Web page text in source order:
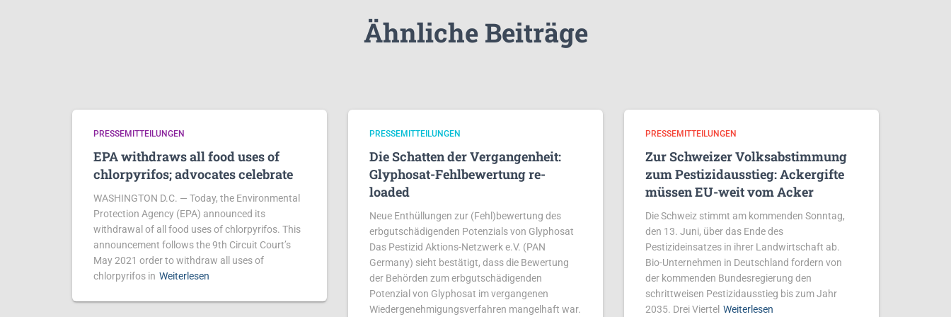
Ähnliche Beiträge
PRESSEMITTEILUNGEN
EPA withdraws all food uses of
chlorpyrifos; advocates celebrate
WASHINGTON D.C. — Today, the Environmental
Protection Agency (EPA) announced its
withdrawal of all food uses of chlorpyrifos. This
announcement follows the 9th Circuit Court’s
May 2021 order to withdraw all uses of
chlorpyrifos in Weiterlesen
PRESSEMITTEILUNGEN
Die Schatten der Vergangenheit:
Glyphosat-Fehlbewertung re-
loaded
Neue Enthüllungen zur (Fehl)bewertung des
erbgutschädigenden Potenzials von Glyphosat
Das Pestizid Aktions-Netzwerk e.V. (PAN
Germany) sieht bestätigt, dass die Bewertung
der Behörden zum erbgutschädigenden
Potenzial von Glyphosat im vergangenen
Wiedergenehmigungsverfahren mangelhaft war.
PRESSEMITTEILUNGEN
Zur Schweizer Volksabstimmung
zum Pestizidausstieg: Ackergifte
müssen EU-weit vom Acker
Die Schweiz stimmt am kommenden Sonntag,
den 13. Juni, über das Ende des
Pestizideinsatzes in ihrer Landwirtschaft ab.
Bio-Unternehmen in Deutschland fordern von
der kommenden Bundesregierung den
schrittweisen Pestizidausstieg bis zum Jahr
2035. Drei Viertel Weiterlesen